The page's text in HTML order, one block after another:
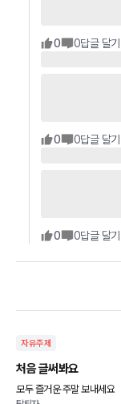
0 0답글 달기
0 0답글 달기
0 0답글 달기
자유주제
처음 글써봐요
모두 즐거운 주말 보내세요